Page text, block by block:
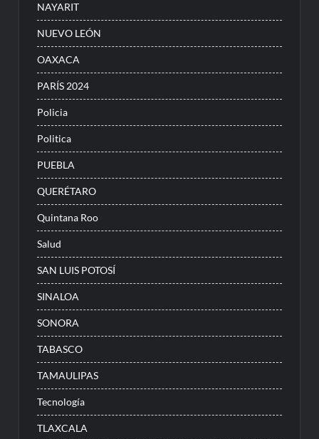
NAYARIT
NUEVO LEÓN
OAXACA
PARÍS 2024
Policia
Politica
PUEBLA
QUERÉTARO
Quintana Roo
Salud
SAN LUIS POTOSÍ
SINALOA
SONORA
TABASCO
TAMAULIPAS
Tecnología
TLAXCALA